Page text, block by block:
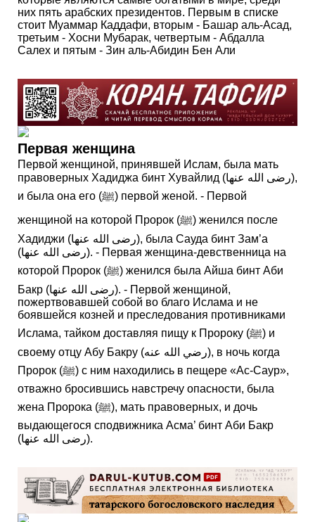
них пять арабских президентов. Первым в списке
стоит Муаммар Каддафи, вторым - Башар аль-Асад,
третьим - Хосни Мубарак, четвертым - Абдалла
Салех и пятым - Зин аль-Абидин Бен Али
Первая женщина
Первой женщиной, принявшей Ислам, была мать
правоверных Хадиджа бинт Хувайлид (رضى الله عنها),
и была она его (ﷺ) первой женой. - Первой
женщиной на которой Пророк (ﷺ) женился после
Хадиджи (رضى الله عنها), была Сауда бинт Зам’а
(رضى الله عنها). - Первая женщина-девственница на
которой Пророк (ﷺ) женился была Айша бинт Аби
Бакр (رضى الله عنها). - Первой женщиной,
пожертвовавшей собой во благо Ислама и не
боявшейся козней и преследования противниками
Ислама, тайком доставляя пищу к Пророку (ﷺ) и
своему отцу Абу Бакру (رضي الله عنه), в ночь когда
Пророк (ﷺ) с ним находились в пещере «Ас-Саур»,
отважно бросившись навстречу опасности, была
жена Пророка (ﷺ), мать правоверных, и дочь
выдающегося сподвижника Асма’ бинт Аби Бакр
(رضى الله عنها).